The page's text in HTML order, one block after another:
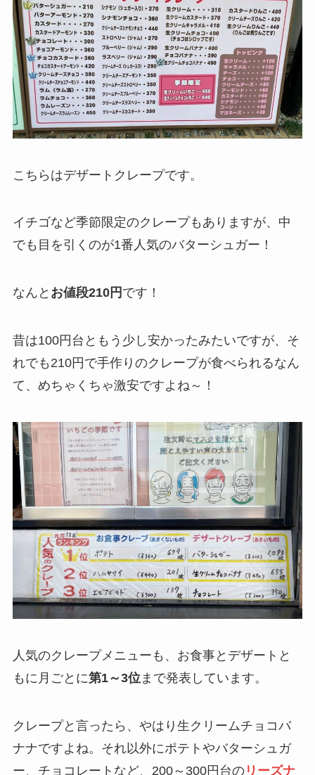
こちらはデザートクレープです。
イチゴなど季節限定のクレープもありますが、中
でも目を引くのが1番人気のバターシュガー！
なんと お値段210円 です！
昔は100円台ともう少し安かったみたいですが、そ
れでも210円で手作りのクレープが食べられるなん
て、めちゃくちゃ激安ですよね～！
人気のクレープメニューも、お食事とデザートと
もに月ごとに第1～3位 まで発表しています。
クレープと言ったら、やはり生クリームチョコバ
ナナですよね。それ以外にポテトやバターシュガ
ー、チョコレートなど、200～300円台のリーズナ